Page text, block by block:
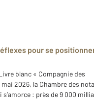
pour se
blanc « Compagnie des
2026, la Chambre des
: près de 9 000